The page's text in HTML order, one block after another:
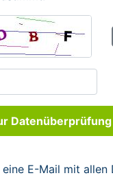
Datenüberprüfung
E-Mail mit allen